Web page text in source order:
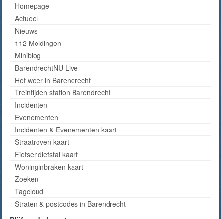
Homepage
Actueel
Nieuws
112 Meldingen
Miniblog
BarendrechtNU Live
Het weer in Barendrecht
Treintijden station Barendrecht
Incidenten
Evenementen
Incidenten & Evenementen kaart
Straatroven kaart
Fietsendiefstal kaart
Woninginbraken kaart
Zoeken
Tagcloud
Straten & postcodes in Barendrecht